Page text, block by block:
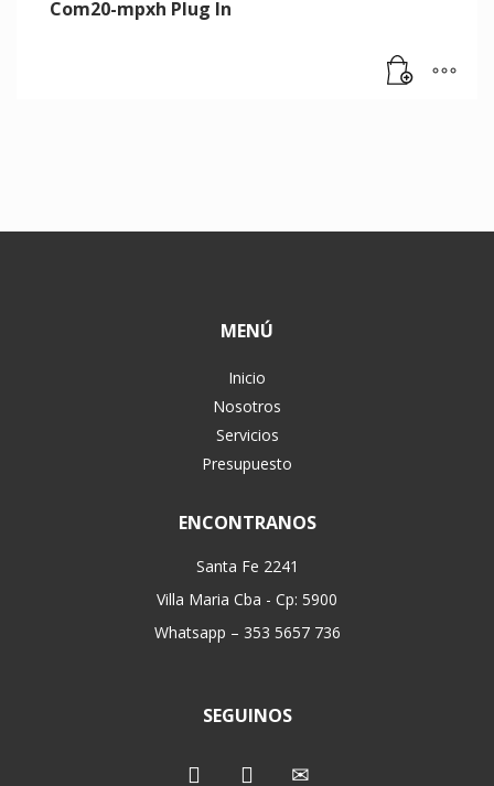
Com20-mpxh Plug In
MENÚ
Inicio
Nosotros
Servicios
Presupuesto
ENCONTRANOS
Santa Fe 2241
Villa Maria Cba - Cp: 5900
Whatsapp – 353 5657 736
SEGUINOS